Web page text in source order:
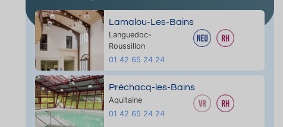
Lamalou-Les-Bains
Languedoc-
Roussillon
01 42 65 24 24
Préchacq-les-Bains
Aquitaine
01 42 65 24 24